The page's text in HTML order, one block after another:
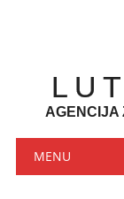
AGENCIJA
Main
MENU